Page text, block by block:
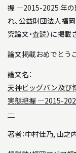
WEB
WEBマガジン「
BACK NUMBER 「
STUDIO WORKS
スタジオワークス
受賞歴
握 ―2015-2025 年の
れ、公益財団法人福
究論文・査読）に掲載
論文掲載おめでとう
論文名：
天神ビッグバン及び
実態把握 ―2015-
―
著者：中村佳乃, 山